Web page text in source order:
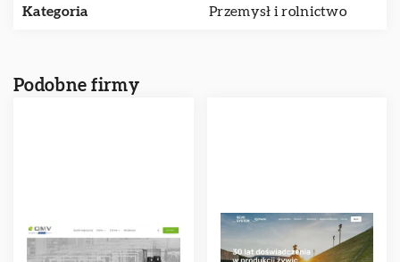
Kategoria Przemysł i rolnictwo
Podobne firmy